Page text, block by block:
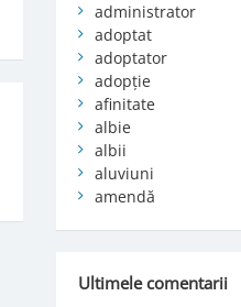
administrator
adoptat
adoptator
adopție
afinitate
albie
albii
aluviuni
amendă
Ultimele comentarii